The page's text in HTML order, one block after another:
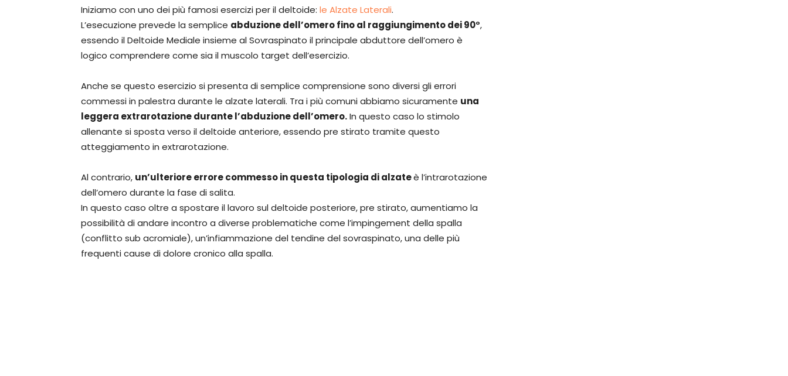
Iniziamo con uno dei più famosi esercizi per il deltoide: le Alzate Laterali.
L’esecuzione prevede la semplice abduzione dell’omero fino al raggiungimento dei 90°,
essendo il Deltoide Mediale insieme al Sovraspinato il principale abduttore dell’omero è
logico comprendere come sia il muscolo target dell’esercizio.
Anche se questo esercizio si presenta di semplice comprensione sono diversi gli errori
commessi in palestra durante le alzate laterali. Tra i più comuni abbiamo sicuramente una
leggera extrarotazione durante l’abduzione dell’omero.In questo caso lo stimolo
allenante si sposta verso il deltoide anteriore, essendo pre stirato tramite questo
atteggiamento in extrarotazione.
Al contrario, un’ulteriore errore commesso in questa tipologia di alzateè l’intrarotazione
dell’omero durante la fase di salita.
In questo caso oltre a spostare il lavoro sul deltoide posteriore, pre stirato, aumentiamo la
possibilità di andare incontro a diverse problematiche come l’impingement della spalla
(conflitto sub acromiale), un’infiammazione del tendine del sovraspinato, una delle più
frequenti cause di dolore cronico alla spalla.